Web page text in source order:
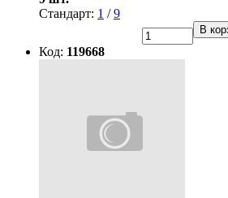
Стандарт: 1 /9
В
Код: 119668